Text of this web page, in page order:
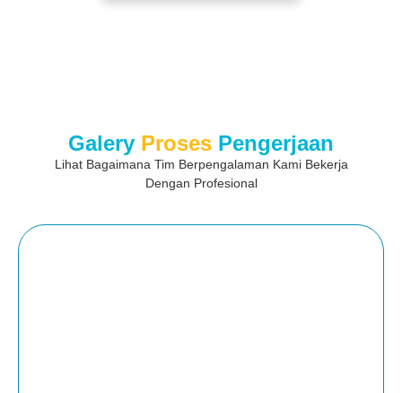
Galery Proses Pengerjaan
Lihat Bagaimana Tim Berpengalaman Kami Bekerja
Dengan Profesional